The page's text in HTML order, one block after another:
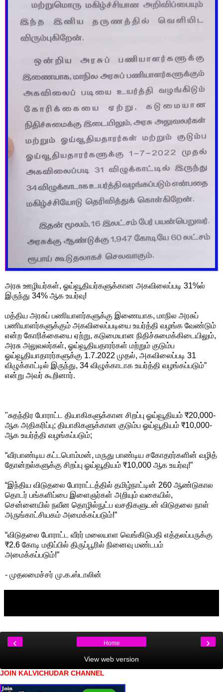
அரசு ஊழியர்கள், ஓய்வூதியர்களுக்கான அகவிலைப்படி 31%ல்
இருந்து 34% ஆக உயர்வு!
மத்திய அரசுப் பணியாளர்களுக்கு இணையாக, மாநில அரசுப்
பணியாளர்களுக்கும் அகவிலைப்படியை உயர்த்தி வழங்க வேண்டும்
என்ற கோரிக்கையை ஏற்று, கடுமையான நிதிச்சுமைக்கிடையிலும்,
அரசு அலுவலர்கள், ஓய்வூதியதாரர்கள் மற்றும் குடும்ப
ஓய்வூதியாதாரர்களுக்கு 1.7.2022 முதல், அகவிலைப்படி 31
விழுக்காட்டில் இருந்து, 34 விழுக்காடாக உயர்த்தி வழங்கப்படும்”
என்று அவர் கூறினார்.
"சுதந்திர போராட்ட தியாகிகளுக்கான சிறப்பு ஓய்வூதியம் ₹20,000-
ஆக அதிகரிப்பு; தியாகிகளுக்கான குடும்ப ஓய்வூதியம் ₹10,000-
ஆக உயர்த்தி வழங்கப்படும்;
“வீரபாண்டிய கட்டபொம்மன், மருது பாண்டிய சகோதரர்களின் வழித்
தோன்றல்களுக்கு சிறப்பு ஓய்வூதியம் ₹10,000 ஆக உயர்வு!”
“இந்திய விடுதலை போராட்டத்தில் தமிழ்நாட்டின் 260 ஆண்டுகால
தொடர் பங்களிப்பை இளைஞர்கள் அறியும் வகையில்,
சென்னையில் நவீன தொழில்நுட்ப வசதிகளுடன் விடுதலை நாள்
அருங்காட்சியகம் அமைக்கப்படும்!”
“விடுதலை போராட்ட வீரர் மலையாள வெங்கிடுபதி எத்தலப்பருக்கு
₹2.6 கோடி மதிப்பில் திருப்பூரில் நினைவு மண்டபம்
அமைக்கப்படும்!”
- முதலமைச்சர் மு.க.ஸ்டாலின்
‹ ›
Home
View web version
JOIN KALVICHUDAR CHANNEL